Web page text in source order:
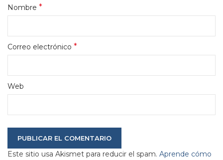
Nombre *
Correo electrónico *
Web
Este sitio usa Akismet para reducir el spam. Aprende cómo